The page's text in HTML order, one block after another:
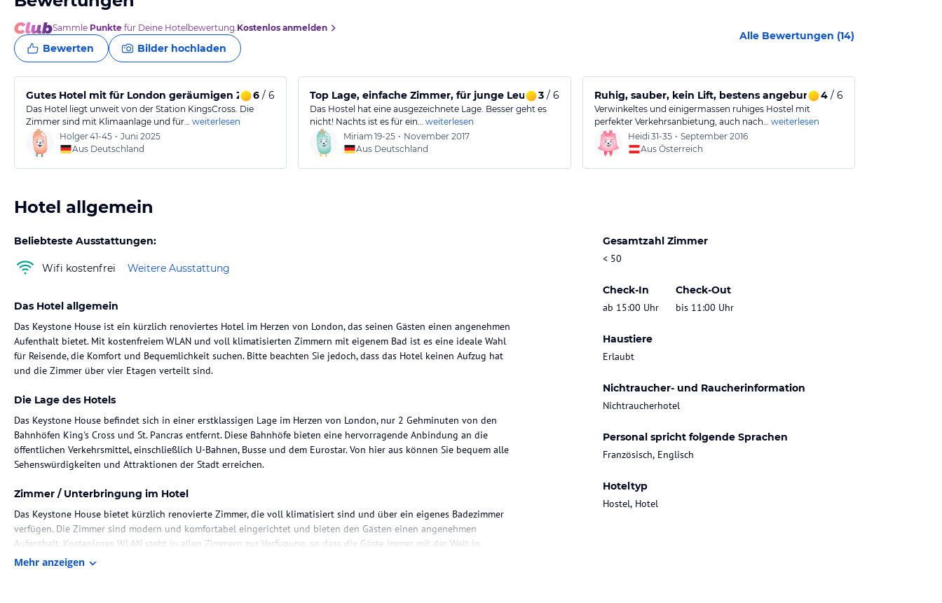
Sammle Punkte für Deine Hotelbewertung.Kostenlos anmelden
Bewerten Bilder hochladen
Alle Bewertungen (14)
Gutes Hotel mit für London geräumigen Zimmern
6 / 6
Das Hotel liegt unweit von der Station KingsCross. Die
Zimmer sind mit Klimaanlage und für… weiterlesen
Holger41-45 • Juni 2025
Aus Deutschland
Top Lage, einfache Zimmer, für junge Leute3/ 6
Das Hostel hat eine ausgezeichnete Lage. Besser geht es
nicht! Nachts ist es für ein… weiterlesen
Miriam 19-25 • November 2017
Aus Deutschland
Ruhig, sauber, kein Lift, bestens angebunden
4/ 6
Verwinkeltes und einigermassen ruhiges Hostel mit
perfekter Verkehrsanbietung, auch nach… weiterlesen
Heidi 31-35 • September 2016
Aus Österreich
Hotel allgemein
Beliebteste Ausstattungen:
Wifi kostenfrei Weitere Ausstattung
Gesamtzahl Zimmer
< 50
Check-In
ab 15:00 Uhr
Check-Out
bis 11:00 Uhr
Haustiere
Erlaubt
Nichtraucher- und Raucherinformation
Nichtraucherhotel
Personal spricht folgende Sprachen
Französisch, Englisch
Hoteltyp
Hostel, Hotel
Das Hotel allgemein
Das Keystone House ist ein kürzlich renoviertes Hotel im Herzen von London, das seinen Gästen einen angenehmen
Aufenthalt bietet. Mit kostenfreiem WLAN und voll klimatisierten Zimmern mit eigenem Bad ist es eine ideale Wahl
für Reisende, die Komfort und Bequemlichkeit suchen. Bitte beachten Sie jedoch, dass das Hotel keinen Aufzug hat
und die Zimmer über vier Etagen verteilt sind.
Die Lage des Hotels
Das Keystone House befindet sich in einer erstklassigen Lage im Herzen von London, nur 2 Gehminuten von den
Bahnhöfen King's Cross und St. Pancras entfernt. Diese Bahnhöfe bieten eine hervorragende Anbindung an die
öffentlichen Verkehrsmittel, einschließlich U-Bahnen, Busse und dem Eurostar. Von hier aus können Sie bequem alle
Sehenswürdigkeiten und Attraktionen der Stadt erreichen.
Zimmer / Unterbringung im Hotel
Das Keystone House bietet kürzlich renovierte Zimmer, die voll klimatisiert sind und über ein eigenes Badezimmer
verfügen. Die Zimmer sind modern und komfortabel eingerichtet und bieten den Gästen einen angenehmen
Aufenthalt. Kostenloses WLAN steht in allen Zimmern zur Verfügung, so dass die Gäste immer mit der Welt in
Verbindung bleiben können.
Mehr anzeigen